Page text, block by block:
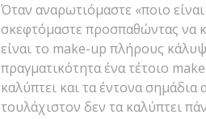
Όταν αναρωτιόμαστε «ποιο
σκεφτόμαστε προσπαθώντας να
είναι το make-up πλήρους
πραγματικότητα ένα τέτοιο
καλύπτει και τα έντονα
τουλάχιστον δεν τα καλύπτει